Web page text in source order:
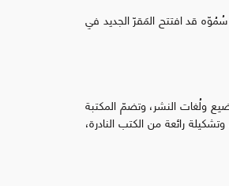
قد افتتح المَقرّ الجديد في
ولُغات النشر، وتضمّ المكتبة
رائعة من الكتب النادرة،